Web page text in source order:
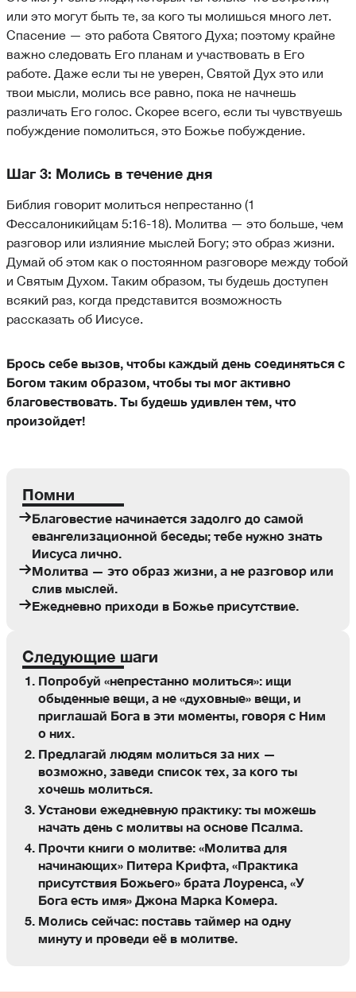
или это могут быть те, за кого ты молишься много лет.
Спасение — это работа Святого Духа; поэтому крайне
важно следовать Его планам и участвовать в Его
работе. Даже если ты не уверен, Святой Дух это или
твои мысли, молись все равно, пока не начнешь
различать Его голос. Скорее всего, если ты чувствуешь
побуждение помолиться, это Божье побуждение.
Шаг 3: Молись в течение дня
Библия говорит молиться непрестанно (1
Фессалоникийцам 5:16-18). Молитва — это больше, чем
разговор или излияние мыслей Богу; это образ жизни.
Думай об этом как о постоянном разговоре между тобой
и Святым Духом. Таким образом, ты будешь доступен
всякий раз, когда представится возможность
рассказать об Иисусе.
Брось себе вызов, чтобы каждый день соединяться с
Богом таким образом, чтобы ты мог активно
благовествовать. Ты будешь удивлен тем, что
произойдет!
Помни
Благовестие начинается задолго до самой
евангелизационной беседы; тебе нужно знать
Иисуса лично.
Молитва — это образ жизни, а не разговор или
слив мыслей.
Ежедневно приходи в Божье присутствие.
Следующие шаги
Попробуй «непрестанно молиться»: ищи
обыденные вещи, а не «духовные» вещи, и
приглашай Бога в эти моменты, говоря с Ним
о них.
Предлагай людям молиться за них —
возможно, заведи список тех, за кого ты
хочешь молиться.
Установи ежедневную практику: ты можешь
начать день с молитвы на основе Псалма.
Прочти книги о молитве: «Молитва для
начинающих» Питера Крифта, «Практика
присутствия Божьего» брата Лоуренса, «У
Бога есть имя» Джона Марка Комера.
Молись сейчас: поставь таймер на одну
минуту и проведи её в молитве.